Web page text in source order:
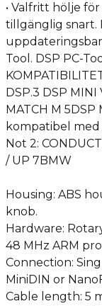
• Valfritt hölje
tillgänglig snart.
Tool. DSP PC-
DSP.3 DSP MINI
MATCH M 5DSP
kompatibel med
Not 2:
/ UP 7BMW
Housing: ABS
knob.
Hardware:
48 MHz ARM
Connection:
MiniDIN or
Cable length: 5